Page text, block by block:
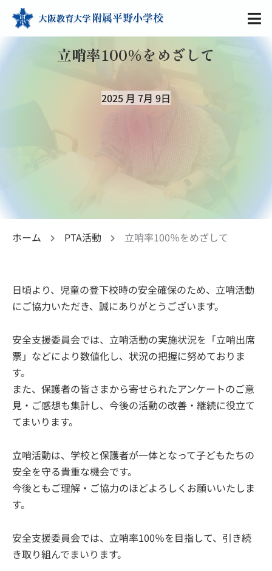
立哨率100％をめざして
2025 月 7月 9日
ホーム PTA活動 立哨率100％をめざして
日頃より、児童の登下校時の安全確保のため、立哨活動
にご協力いただき、誠にありがとうございます。
安全支援委員会では、立哨活動の実施状況を「立哨出席
票」などにより数値化し、状況の把握に努めておりま
す。
また、保護者の皆さまから寄せられたアンケートのご意
見・ご感想も集計し、今後の活動の改善・継続に役立て
てまいります。
立哨活動は、学校と保護者が一体となって子どもたちの
安全を守る貴重な機会です。
今後ともご理解・ご協力のほどよろしくお願いいたしま
す。
安全支援委員会では、立哨率100％を目指して、引き続
き取り組んでまいります。